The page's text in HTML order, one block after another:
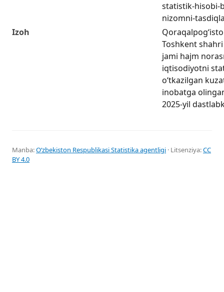
statistik-hisobi-
nizomni-
Izoh
Toshkent
jami hajm
iqtisodiyotni
o‘tkazilgan
inobatga
2025-yil
Manba:Oʻzbekiston Respublikasi Statistika agentligi · Litsenziya:CC
BY 4.0